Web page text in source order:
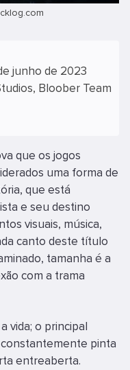
junho de 2023
Bloober Team
que os jogos
uma forma de
que está
e seu destino
visuais, música,
canto deste título
tamanha é a
com a trama
vida; o principal
constantemente pinta
entreaberta.